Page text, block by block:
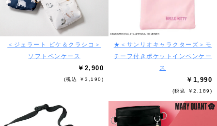
＜ジェラート ピケ＆クラシコ＞
ソフトペンケース
￥2,900
(税込 ￥3,190)
★＜サンリオキャラクターズ＞モ
チーフ付きポケットインペンケー
ス
￥1,990
(税込 ￥2,189)